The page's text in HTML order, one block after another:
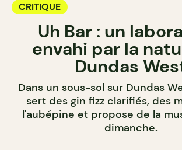
CRITIQUE
Uh Bar : un
envahi par la
Dundas
Dans un sous-sol sur Dundas
sert des gin fizz clarifiés, des
l'aubépine et propose de la
dimanche.